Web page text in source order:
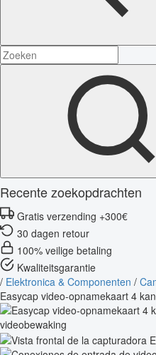
Recente zoekopdrachten
Gratis verzending +300€
30 dagen retour
100% veilige betaling
Kwaliteitsgarantie
/ Elektronica & Componenten /
Easycap video-opnamekaart 4